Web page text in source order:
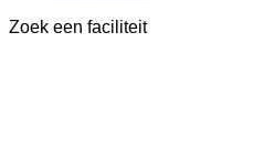
Zoek een faciliteit